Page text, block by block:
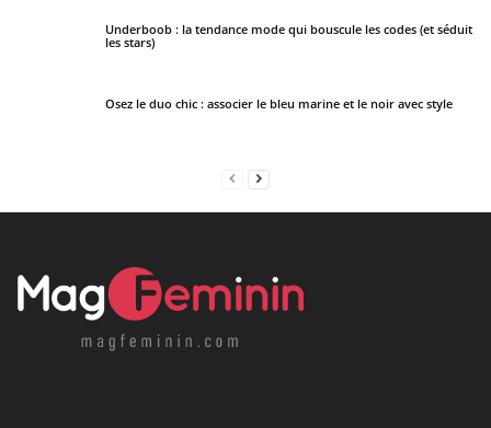
Underboob : la tendance mode qui bouscule les codes (et séduit
les stars)
Osez le duo chic : associer le bleu marine et le noir avec style